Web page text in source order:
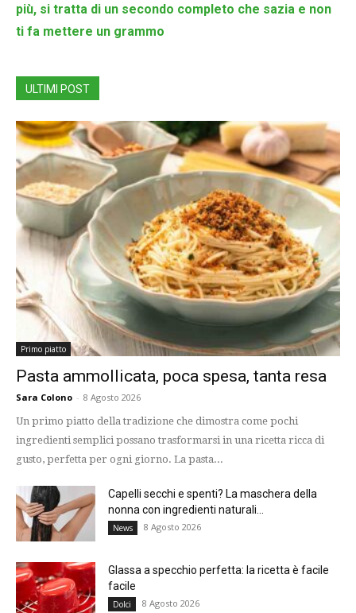
più, si tratta di un secondo completo che sazia e non
ti fa mettere un grammo
ULTIMI POST
Primo piatto
Pasta ammollicata, poca spesa, tanta resa
Sara Colono - 8 Agosto 2026
Un primo piatto della tradizione che dimostra come pochi
ingredienti semplici possano trasformarsi in una ricetta ricca di
gusto, perfetta per ogni giorno. La pasta...
Capelli secchi e spenti? La maschera della
nonna con ingredienti naturali...
News 8 Agosto 2026
Glassa a specchio perfetta: la ricetta è facile
facile
Dolci 8 Agosto 2026